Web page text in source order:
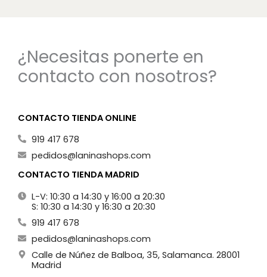
¿Necesitas ponerte en
contacto con nosotros?
CONTACTO TIENDA ONLINE
919 417 678
pedidos@laninashops.com
CONTACTO TIENDA MADRID
L-V: 10:30 a 14:30 y 16:00 a 20:30
S: 10:30 a 14:30 y 16:30 a 20:30
919 417 678
pedidos@laninashops.com
Calle de Núñez de Balboa, 35, Salamanca. 28001
Madrid